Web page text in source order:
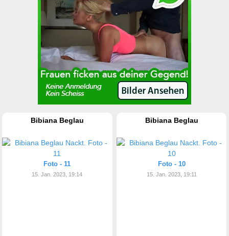
Bibiana Beglau
Foto - 11
15. Jan. 2023, 19:14
Bibiana Beglau
Foto - 10
15. Jan. 2023, 19:11